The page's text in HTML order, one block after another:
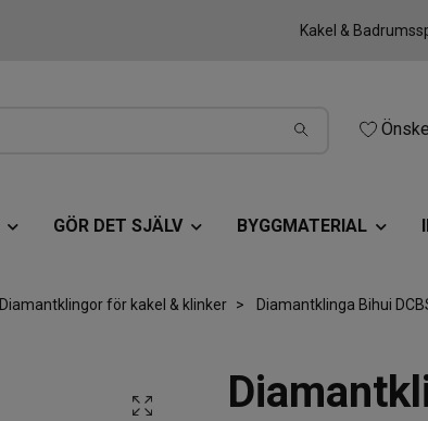
Kakel &
GÖR DET SJÄLV BYGGMATERIAL
Diamantklingor för kakel & klinker Diamantklinga Bihui